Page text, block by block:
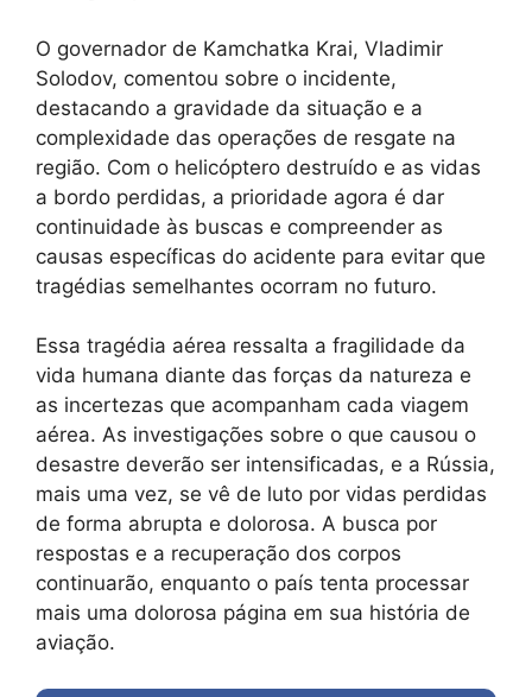
O governador de Kamchatka Krai, Vladimir
Solodov, comentou sobre o incidente,
destacando a gravidade da situação e a
complexidade das operações de resgate na
região. Com o helicóptero destruído e as vidas
a bordo perdidas, a prioridade agora é dar
continuidade às buscas e compreender as
causas específicas do acidente para evitar que
tragédias semelhantes ocorram no futuro.
Essa tragédia aérea ressalta a fragilidade da
vida humana diante das forças da natureza e
as incertezas que acompanham cada viagem
aérea. As investigações sobre o que causou o
desastre deverão ser intensificadas, e a Rússia,
mais uma vez, se vê de luto por vidas perdidas
de forma abrupta e dolorosa. A busca por
respostas e a recuperação dos corpos
continuarão, enquanto o país tenta processar
mais uma dolorosa página em sua história de
aviação.